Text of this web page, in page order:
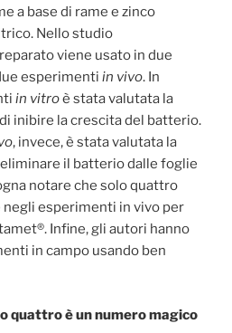
a base di rame e zinco
Nello studio
viene usato in due
esperimenti in vivo. In
in vitroè stata valutata la
inibire la crescita del batterio.
, invece, è stata valutata la
il batterio dalle foglie
notare che solo quattro
esperimenti in vivo per
Infine, gli autori hanno
in campo usando ben
quattro è un numero magico